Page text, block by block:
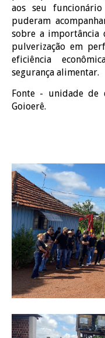
aos seu
puderam
sobre a importância
pulverização em
eficiência
segurança alimentar.
Fonte - unidade de
Goioerê.